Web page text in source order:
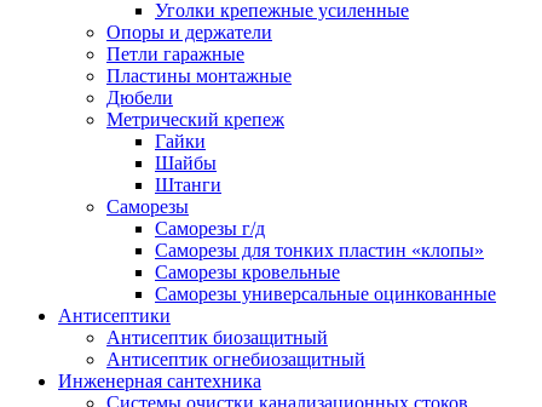
Уголки крепежные усиленные
Опоры и держатели
Петли гаражные
Пластины монтажные
Дюбели
Метрический крепеж
Гайки
Шайбы
Штанги
Саморезы
Саморезы г/д
Саморезы для тонких пластин «клопы»
Саморезы кровельные
Саморезы универсальные оцинкованные
Антисептики
Антисептик биозащитный
Антисептик огнебиозащитный
Инженерная сантехника
Системы очистки канализационных стоков